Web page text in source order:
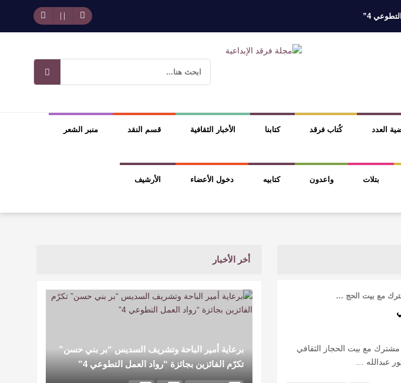
4”
الأطاولة التراثي يجمع الشاعر عبدالواحد بجمهوره
رواية : ( على كف رتويت ) للدكتورة زينب الخضيري
العدد كُتاب فرقد كتابنا الأخبار الثقافية قسم النقد منبر الشعر
بتلات واعدون كتابيه دخول الأعضاء الأرشيف
أخر الأخبار
برعاية أمير الباحة وتشريف السديس “بر بني حسن”
تكرّم الفائزين بجائزة “رواد العمل التطوعي 4”
مع بيت الحج …
مشترك مع بيت الحجاز الثقافي
عبدالله …